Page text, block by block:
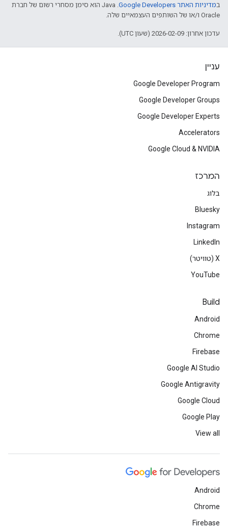
במדיניות האתר Google Developers‏
.‏ Java הוא סימן מסחרי רשום של חברת
Oracle ו/או של השותפים העצמאיים שלה.
עדכון אחרון: 2026-02-09 (שעון UTC).
עניין
Google Developer Program
Google Developer Groups
Google Developer Experts
Accelerators
Google Cloud & NVIDIA
המרכז
בלוג
Bluesky
Instagram
LinkedIn
‫X (טוויטר)
YouTube
Build
Android
Chrome
Firebase
Google AI Studio
Google Antigravity
Google Cloud
Google Play
View all
Android
Chrome
Firebase